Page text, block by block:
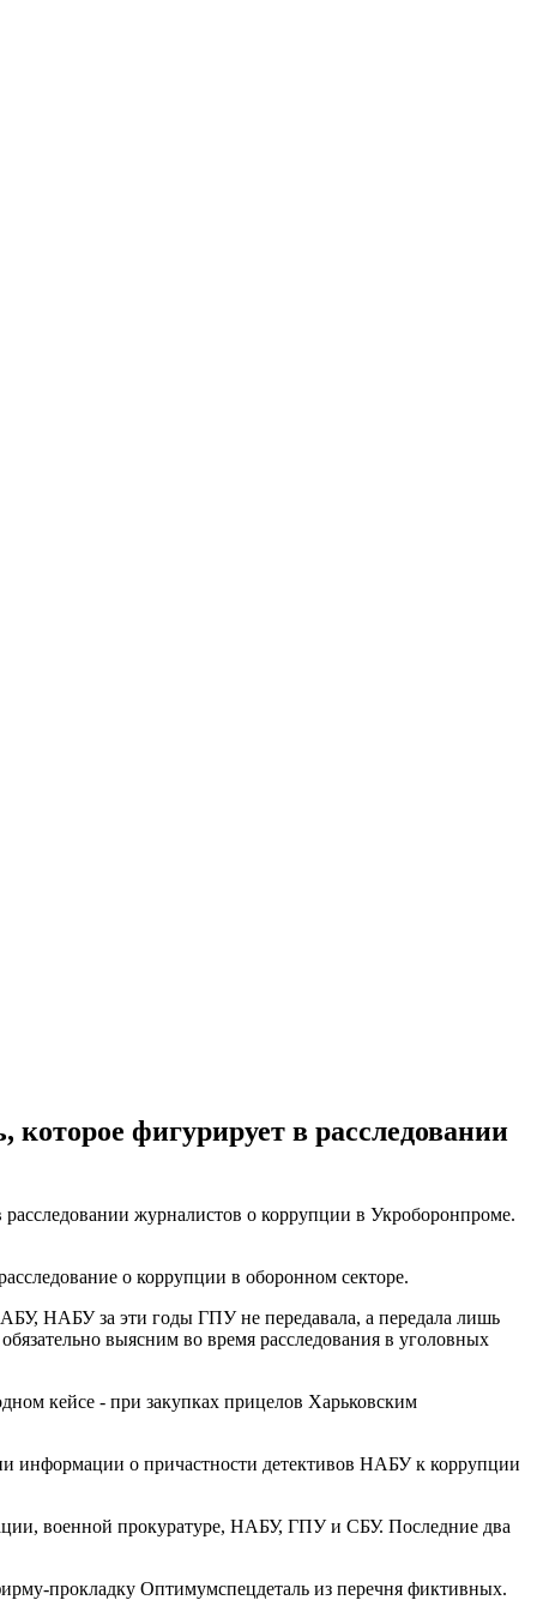
фигурирует в расследовании
журналистов о коррупции в Укроборонпроме.
о коррупции в оборонном секторе.
НАБУ за эти годы ГПУ не передавала, а передала лишь
выясним во время расследования в уголовных
кейсе - при закупках прицелов Харьковским
информации о причастности детективов НАБУ к коррупции
военной прокуратуре, НАБУ, ГПУ и СБУ. Последние два
прокладку Оптимумспецдеталь из перечня фиктивных.